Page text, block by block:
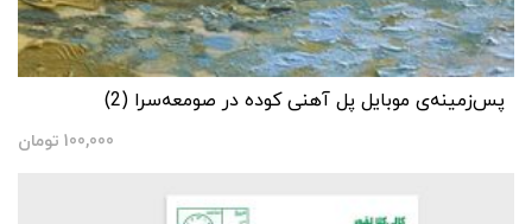
پس‌زمینه‌ی موبایل پل آهنی کوده در صومعه‌سرا (2)
100,000 تومان